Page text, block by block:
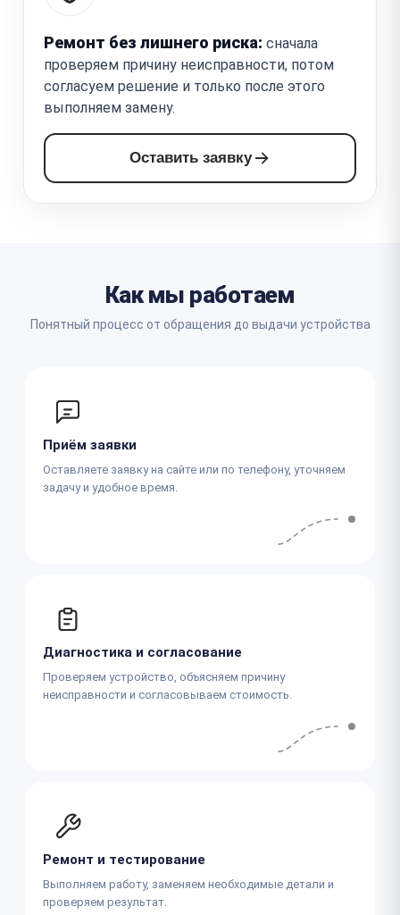
Ремонт без лишнего риска: сначала
проверяем причину неисправности, потом
согласуем решение и только после этого
выполняем замену.
Оставить заявку
Как мы работаем
Понятный процесс от обращения до выдачи устройства
Приём заявки
Оставляете заявку на сайте или по телефону, уточняем
задачу и удобное время.
Диагностика и согласование
Проверяем устройство, объясняем причину
неисправности и согласовываем стоимость.
Ремонт и тестирование
Выполняем работу, заменяем необходимые детали и
проверяем результат.